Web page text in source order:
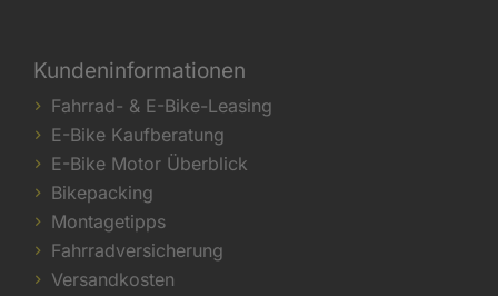
Kundeninformationen
Fahrrad- & E-Bike-Leasing
E-Bike Kaufberatung
E-Bike Motor Überblick
Bikepacking
Montagetipps
Fahrradversicherung
Versandkosten